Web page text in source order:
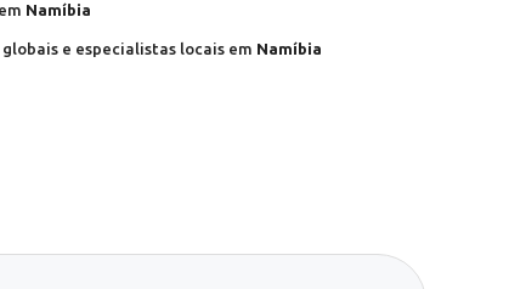
Namíbia
e especialistas locais em Namíbia